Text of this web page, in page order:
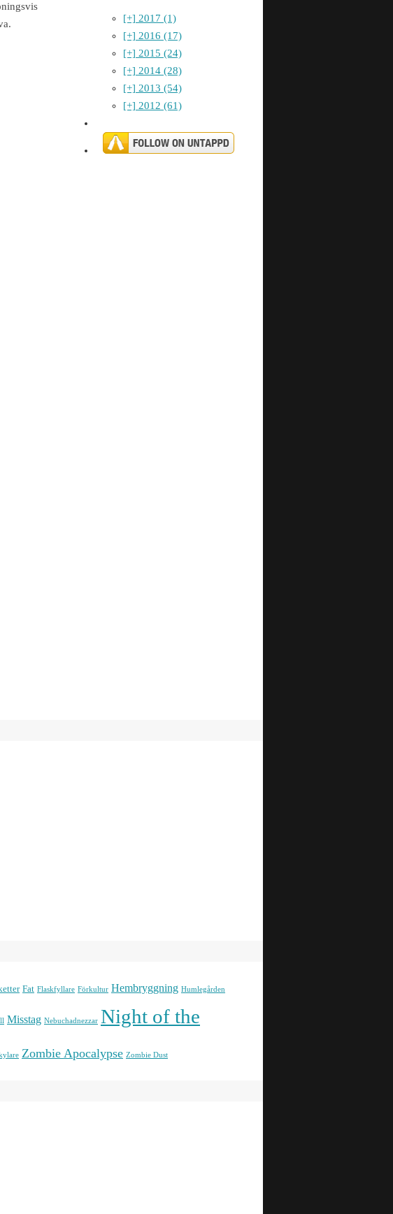
[+] 2017 (1)
[+] 2016 (17)
[+] 2015 (24)
[+] 2014 (28)
[+] 2013 (54)
[+] 2012 (61)
Fat Flaskfyllare Förkultur Hembryggning Humlegården
Misstag Nebuchadnezzar Night of the
Zombie Apocalypse Zombie Dust